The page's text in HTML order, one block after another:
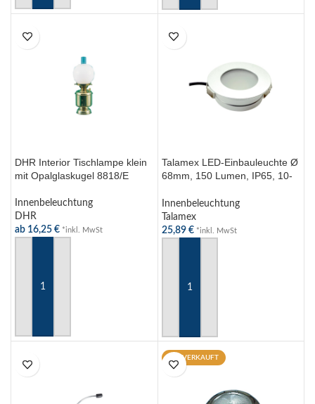
DHR Interior Tischlampe klein
mit Opalglaskugel 8818/E
Innenbeleuchtung
DHR
ab 16,25 € *inkl. MwSt
Talamex LED-Einbauleuchte Ø
68mm, 150 Lumen, IP65, 10-
Anwendungen
Innenbeleuchtung
Talamex
25,89 € *inkl. MwSt
AUSVERKAUFT